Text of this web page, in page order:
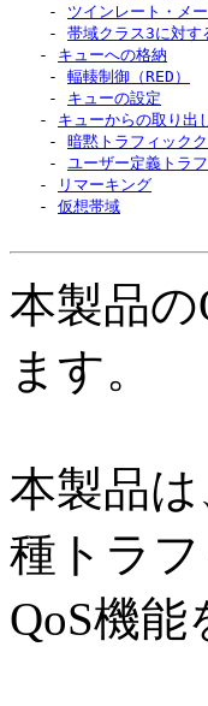
    -
ツインレート・メ
    -
帯域クラス3に対す
   -
キューへの格納
    -
輻輳制御（RED）
    -
キューの設定
   -
キューからの取り出
    -
暗黙トラフィック
    -
ユーザー定義トラ
   -
リマーキング
   -
仮想帯域
本製品の
ます。
本製品
種トラ
QoS機